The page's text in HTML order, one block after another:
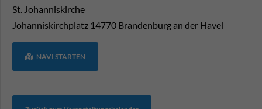
St. Johanniskirche
Johanniskirchplatz 14770 Brandenburg an der Havel
NAVI STARTEN